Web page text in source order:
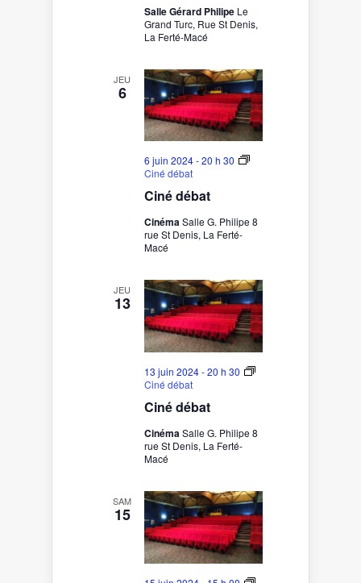
Salle Gérard Philipe Le
Grand Turc, Rue St Denis,
La Ferté-Macé
JEU
6
Ciné débat
6 juin 2024 - 20 h 30
Ciné débat
CinémaSalle G. Philipe 8
rue St Denis, La Ferté-
Macé
JEU
13
Ciné débat
13 juin 2024 - 20 h 30
Ciné débat
CinémaSalle G. Philipe 8
rue St Denis, La Ferté-
Macé
SAM
15